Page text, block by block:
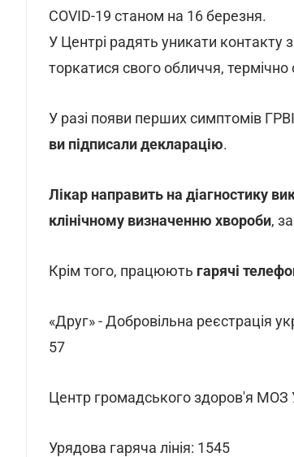
COVID-19 станом на 16 березня.
У Центрі радять уникати
торкатися свого обличчя,
У разі появи перших симптомів
ви підписали декларацію.
Лікар направить на діагностику
клінічному визначенню хвороби,
Крім того, працюють гарячі
«Друг» - Добровільна реєстрація
57
Центр громадського здоров'я МОЗ
Урядова гаряча лінія: 1545